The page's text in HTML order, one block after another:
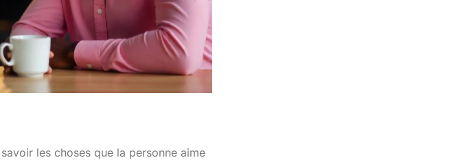
les choses que la personne aime